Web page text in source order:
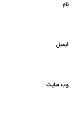
نام
ایمیل
وب‌ سایت